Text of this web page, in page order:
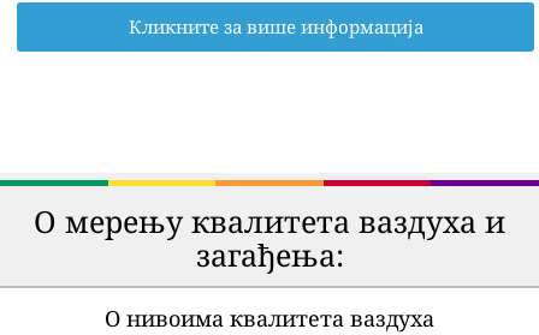
Кликните за више информација
О мерењу квалитета ваздуха и
загађења:
О нивоима квалитета ваздуха